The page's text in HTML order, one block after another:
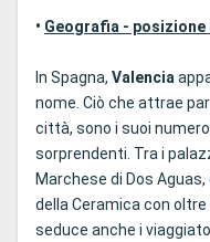
• Geografia -
In Spagna, Valencia
nome. Ciò che attrae
città, sono i suoi
sorprendenti. Tra i
Marchese di Dos
della Ceramica con
seduce anche i